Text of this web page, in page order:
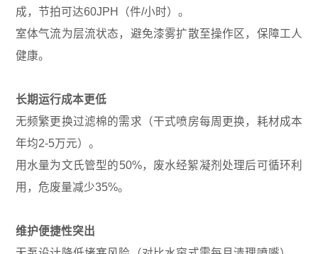
成，节拍可达60JPH（件/小时）。
室体气流为层流状态，避免漆雾扩散至操作区，保障工人
健康。
长期运行成本更低
无频繁更换过滤棉的需求（干式喷房每周更换，耗材成本
年均2-5万元）。
用水量为文氏管型的50%，废水经絮凝剂处理后可循环利
用，危废量减少35%。
维护便捷性突出